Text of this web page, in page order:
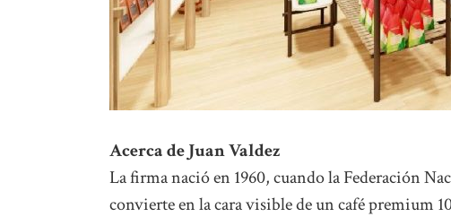
Acerca de Juan Valdez
La firma nació en 1960, cuando la Federación
convierte en la cara visible de un café premium